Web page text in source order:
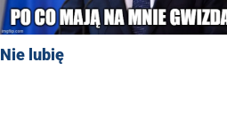
Nie lubię